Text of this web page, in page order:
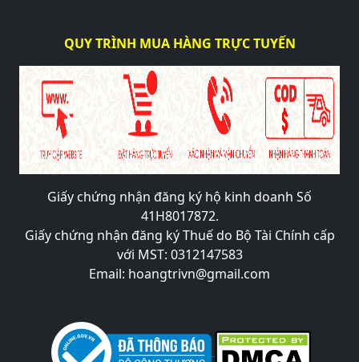
QUY TRÌNH MUA HÀNG TRỰC TUYẾN
Giấy chứng nhận đăng ký hộ kinh doanh Số
41H8017872.
Giấy chứng nhận đăng ký Thuế do Bộ Tài Chính cấp
với MST: 0312147583
Email: hoangtrivn@gmail.com